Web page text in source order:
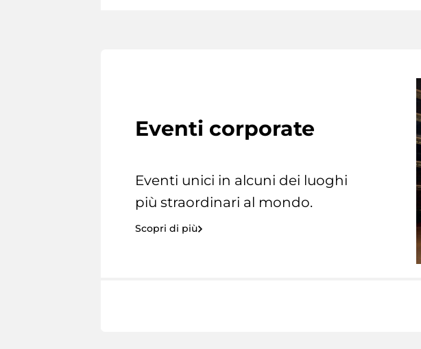
Eventi corporate
Eventi unici in alcuni dei luoghi
più straordinari al mondo.
Scopri di più